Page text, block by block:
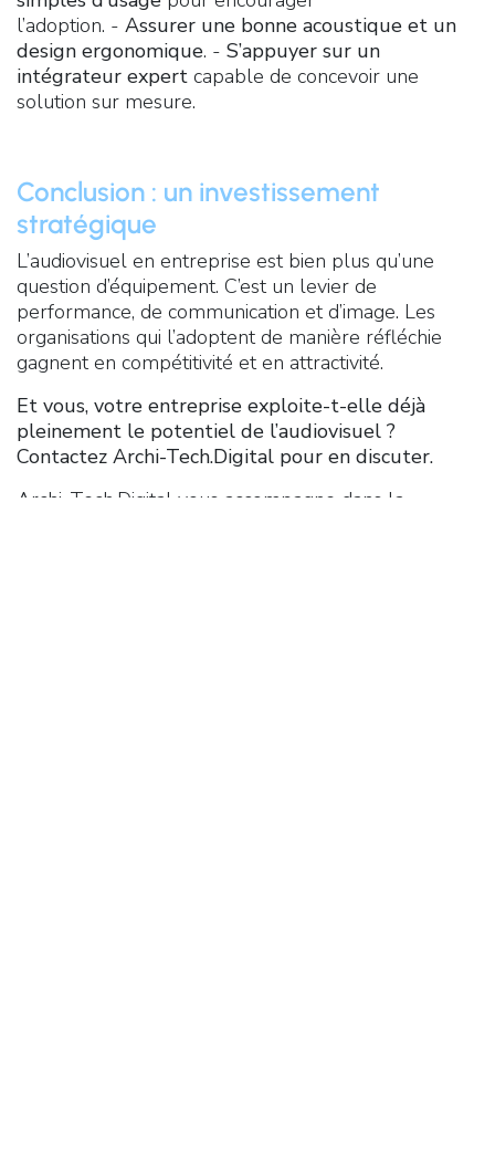
l’adoption. - Assurer une bonne acoustique et un
design ergonomique. - S’appuyer sur un
intégrateur expert capable de concevoir une
solution sur mesure.
Conclusion : un investissement
stratégique
L’audiovisuel en entreprise est bien plus qu’une
question d’équipement. C’est un levier de
performance, de communication et d’image. Les
organisations qui l’adoptent de manière réfléchie
gagnent en compétitivité et en attractivité.
Et vous, votre entreprise exploite-t-elle déjà
pleinement le potentiel de l’audiovisuel ?
Contactez Archi-Tech.Digital pour en discuter.
Archi-Tech.Digital vous accompagne dans la